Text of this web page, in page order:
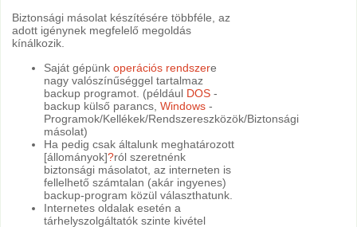
Biztonsági másolat készítésére többféle, az
adott igénynek megfelelő megoldás
kínálkozik.
Saját gépünkoperációs rendszere
nagy valószínűséggel tartalmaz
backup programot. (például DOS -
backup külső parancs,Windows -
Programok/Kellékek/Rendszereszközök/Biztonsági
másolat)
Ha pedig csak általunk meghatározott
[állományok]?ról szeretnénk
biztonsági másolatot, az interneten is
fellelhető számtalan (akár ingyenes)
backup-program közül választhatunk.
Internetes oldalak esetén a
tárhelyszolgáltatók szinte kivétel